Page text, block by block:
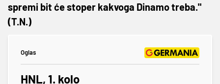
spremi bit će stoper kakvoga Dinamo treba."
(T.N.)
Oglas
HNL, 1. kolo